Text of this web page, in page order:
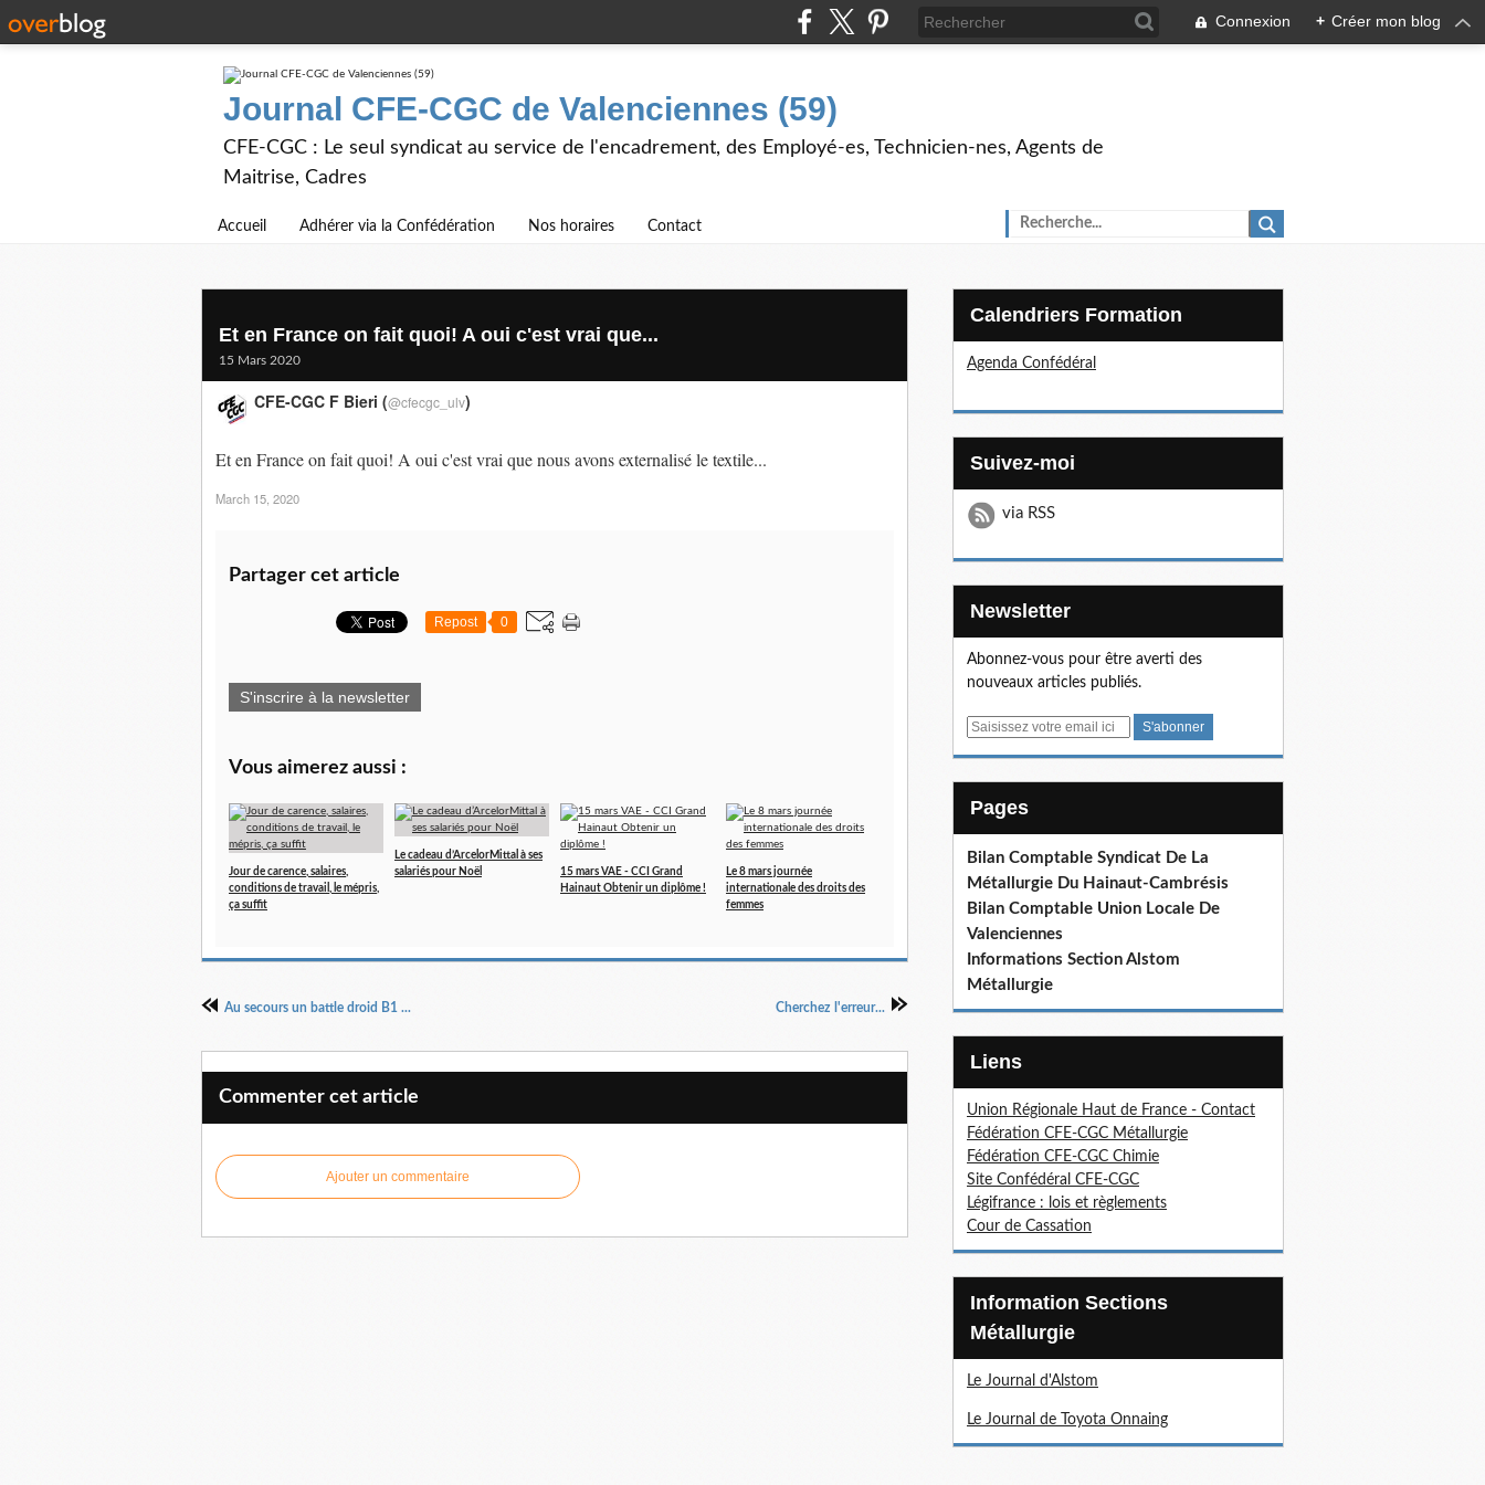
Connexion + Créer mon blog
Journal CFE-CGC de Valenciennes (59)
CFE-CGC : Le seul syndicat au service de l'encadrement, des Employé-es, Technicien-nes, Agents de
Maitrise, Cadres
Accueil Adhérer via la Confédération Nos horaires Contact
Et en France on fait quoi! A oui c'est vrai que...
15 Mars 2020
Et en France on fait quoi! A oui c'est vrai que nous avons externalisé le textile...
CFE-CGC F Bieri (@cfecgc_ulv)
March 15, 2020
Partager cet article
Repost 0
S'inscrire à la newsletter
Vous aimerez aussi :
Jour de carence, salaires,
conditions de travail, le mépris,
ça suffit
Le cadeau d’ArcelorMittal à ses
salariés pour Noël
15 mars VAE - CCI Grand
Hainaut Obtenir un diplôme !
Le 8 mars journée
internationale des droits des
femmes
Au secours un battle droid B1 ... Cherchez l'erreur...
Commenter cet article
Ajouter un commentaire
Calendriers Formation
Agenda Confédéral
Suivez-moi
via RSS
Newsletter
Abonnez-vous pour être averti des
nouveaux articles publiés.
E
Pages
Bilan Comptable Syndicat De La
Métallurgie Du Hainaut-Cambrésis
Bilan Comptable Union Locale De
Valenciennes
Informations Section Alstom
Métallurgie
Liens
Union Régionale Haut de France - Contact
Fédération CFE-CGC Métallurgie
Fédération CFE-CGC Chimie
Site Confédéral CFE-CGC
Légifrance : lois et règlements
Cour de Cassation
Information Sections
Métallurgie
Le Journal d'Alstom
Le Journal de Toyota Onnaing